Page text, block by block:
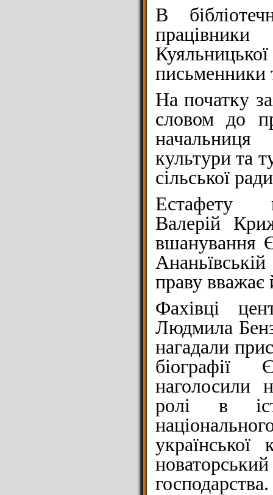
В
письменники
На початку
словом до
культури та
сільської
Естафету
Валерій
вшанування
праву вважає
Фахівці
Людмила
нагадали
біографії
наголосили
ролі в
української
новаторський
господарства.